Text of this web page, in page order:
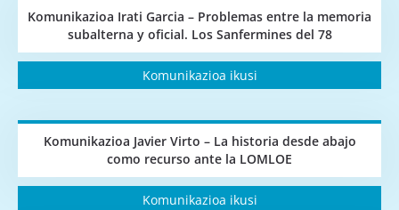
Komunikazioa Irati Garcia – Problemas entre la memoria
subalterna y oficial. Los Sanfermines del 78
Komunikazioa ikusi
Komunikazioa Javier Virto – La historia desde abajo
como recurso ante la LOMLOE
Komunikazioa ikusi